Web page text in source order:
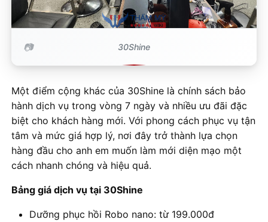
30Shine
Một điểm cộng khác của 30Shine là chính sách bảo
hành dịch vụ trong vòng 7 ngày và nhiều ưu đãi đặc
biệt cho khách hàng mới. Với phong cách phục vụ tận
tâm và mức giá hợp lý, nơi đây trở thành lựa chọn
hàng đầu cho anh em muốn làm mới diện mạo một
cách nhanh chóng và hiệu quả.
Bảng giá dịch vụ tại 30Shine
Dưỡng phục hồi Robo nano: từ 199.000đ